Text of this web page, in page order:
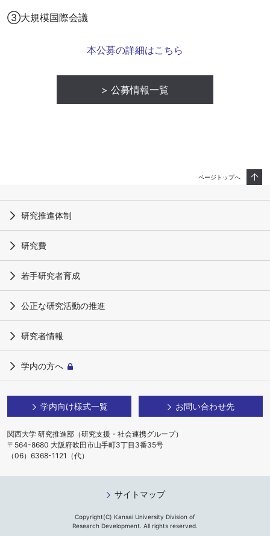
③大規模国際会議
本公募の詳細はこちら
公募情報一覧
ページトップへ
研究推進体制
研究費
若手研究者育成
公正な研究活動の推進
研究者情報
学内の方へ
学内向け様式一覧 お問い合わせ先
関西大学 研究推進部（研究支援・社会連携グループ）
〒564-8680 大阪府吹田市山手町3丁目3番35号
（06）6368-1121（代）
サイトマップ
Copyright(C) Kansai University Division of
Research Development. All rights reserved.